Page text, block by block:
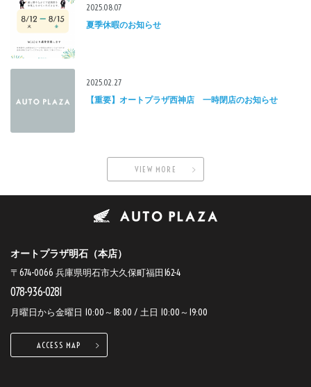
2025.08.07
夏季休暇のお知らせ
2025.02.27
【重要】オートプラザ西神店 一時閉店のお知らせ
VIEW MORE
オートプラザ明石（本店）
〒674-0066 兵庫県明石市大久保町福田162-4
078-936-0281
月曜日から金曜日 10:00～18:00 / 土日 10:00～19:00
ACCESS MAP